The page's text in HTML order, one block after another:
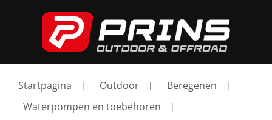
Startpagina Outdoor
Beregenen
Waterpompen en toebehoren